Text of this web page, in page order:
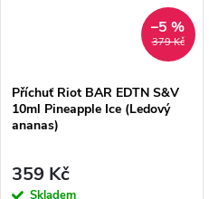
379 Kč
–5 %
Příchuť Riot BAR EDTN S&V
10ml Pineapple Ice (Ledový
ananas)
359 Kč
Skladem